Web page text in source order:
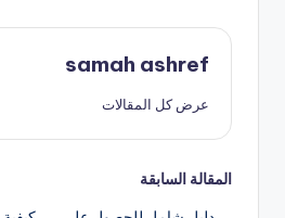
samah ashref
عرض كل المقالات
تصفّح
المقالة السابقة